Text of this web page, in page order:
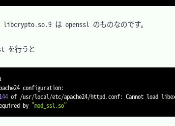
は openssl のものなのです。
を行うと
configuration:
of /usr/local/etc/apache24/httpd.conf: Cannot load
by "mod_ssl.so"